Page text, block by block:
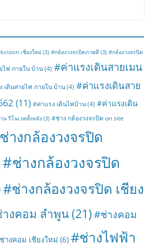
เชียงใหม่ (3) #กล้องวงจรปิดภาพสี (3) #กล้องวงจรปิด
ไฟ ภายใน บ้าน(4) #ค่าแรงเดินสายเมน
เดินสายไฟ ภายใน บ้าน(4) #ค่าแรงเดินสาย
(11) #ค่าแรง เดินไฟบ้าน(4) #ค่าแรงเดิน
น รีโนเวททั้งหลัง (3) #ช่าง กล้องวงจรปิด on site
างกล้องวงจรปิด
#ช่างกล้องวงจรปิด
#ช่างกล้องวงจรปิด เชียง
งคอม ลำพูน (21)#ช่างคอม
างคอม เชียงใหม่ (6) #ช่างไฟฟ้า